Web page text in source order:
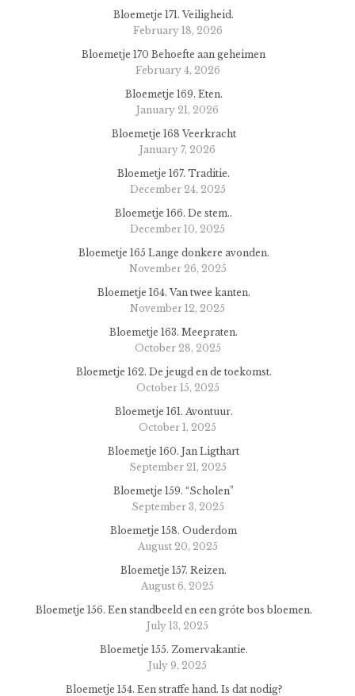
Bloemetje 171. Veiligheid.
February 18, 2026
Bloemetje 170 Behoefte aan geheimen
February 4, 2026
Bloemetje 169. Eten.
January 21, 2026
Bloemetje 168 Veerkracht
January 7, 2026
Bloemetje 167. Traditie.
December 24, 2025
Bloemetje 166. De stem..
December 10, 2025
Bloemetje 165 Lange donkere avonden.
November 26, 2025
Bloemetje 164. Van twee kanten.
November 12, 2025
Bloemetje 163. Meepraten.
October 28, 2025
Bloemetje 162. De jeugd en de toekomst.
October 15, 2025
Bloemetje 161. Avontuur.
October 1, 2025
Bloemetje 160. Jan Ligthart
September 21, 2025
Bloemetje 159. “Scholen”
September 3, 2025
Bloemetje 158. Ouderdom
August 20, 2025
Bloemetje 157. Reizen.
August 6, 2025
Bloemetje 156. Een standbeeld en een gróte bos bloemen.
July 13, 2025
Bloemetje 155. Zomervakantie.
July 9, 2025
Bloemetje 154. Een straffe hand. Is dat nodig?